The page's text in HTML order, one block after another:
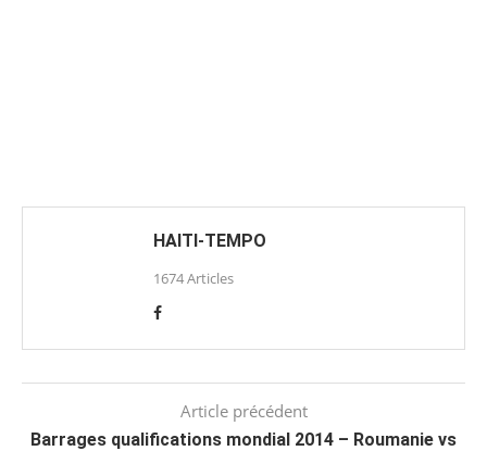
HAITI-TEMPO
1674 Articles
Article précédent
Barrages qualifications mondial 2014 – Roumanie vs